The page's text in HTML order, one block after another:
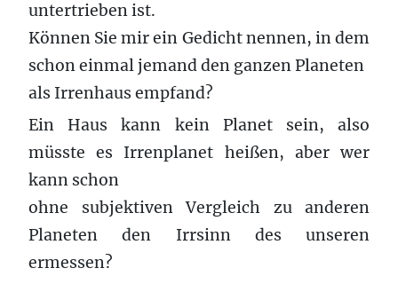
untertrieben ist.
Können Sie mir ein Gedicht nennen, in dem
schon einmal jemand den ganzen Planeten
als Irrenhaus empfand?
Ein Haus kann kein Planet sein, also
müsste es Irrenplanet heißen, aber wer
kann schon
ohne subjektiven Vergleich zu anderen
Planeten den Irrsinn des unseren
ermessen?